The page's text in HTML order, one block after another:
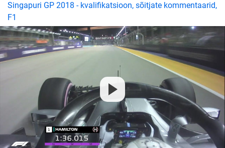
Singapuri GP 2018 - kvalifikatsioon, sõitjate kommentaarid,
F1